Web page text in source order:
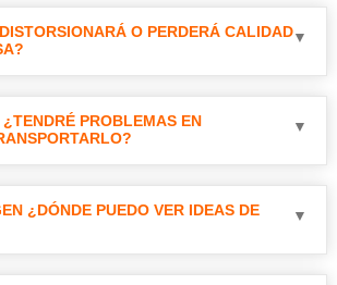
O PERDERÁ CALIDAD
PROBLEMAS EN
¿DÓNDE PUEDO VER IDEAS DE